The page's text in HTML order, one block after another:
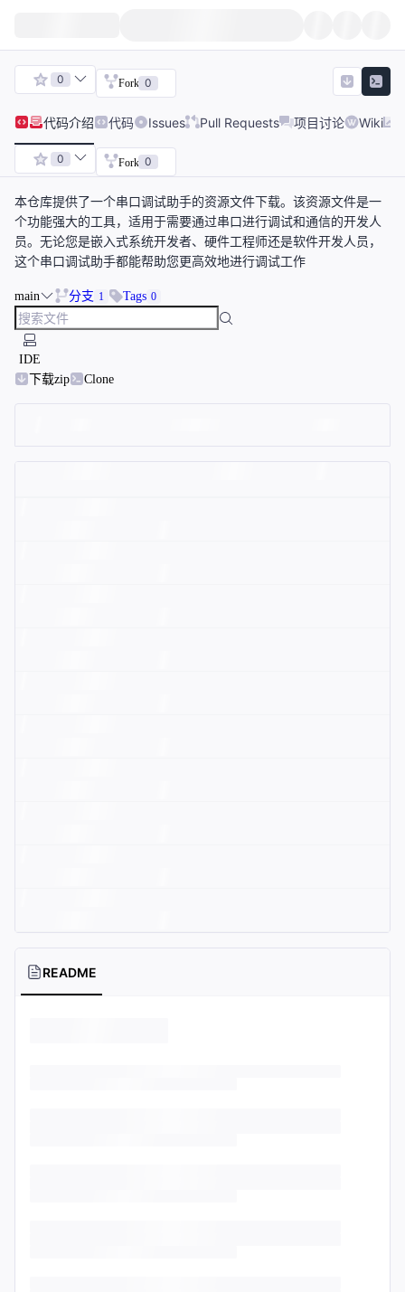
0 Fork 0
代码介绍 代码 Issues Pull Requests 项目讨论 Wiki
0 Fork 0
本仓库提供了一个串口调试助手的资源文件下载。该资源文件是一
个功能强大的工具，适用于需要通过串口进行调试和通信的开发人
员。无论您是嵌入式系统开发者、硬件工程师还是软件开发人员，
这个串口调试助手都能帮助您更高效地进行调试工作
main 分支 1 Tags 0
IDE
下载zip
Clone
README